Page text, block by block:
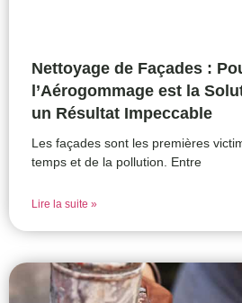
Nettoyage de Façades :
l’Aérogommage est la
un Résultat Impeccable
Les façades sont les premières
temps et de la pollution. Entre
Lire la suite »